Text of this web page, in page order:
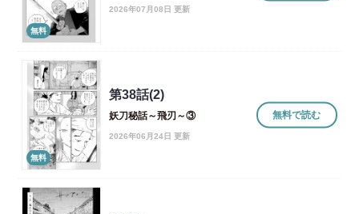
無料
2026年07月08日 更新
無料
第38話(2)
妖刀秘話～飛刃～③
2026年06月24日 更新
無料で読む